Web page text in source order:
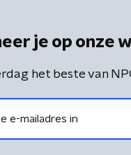
je op onze
het beste van